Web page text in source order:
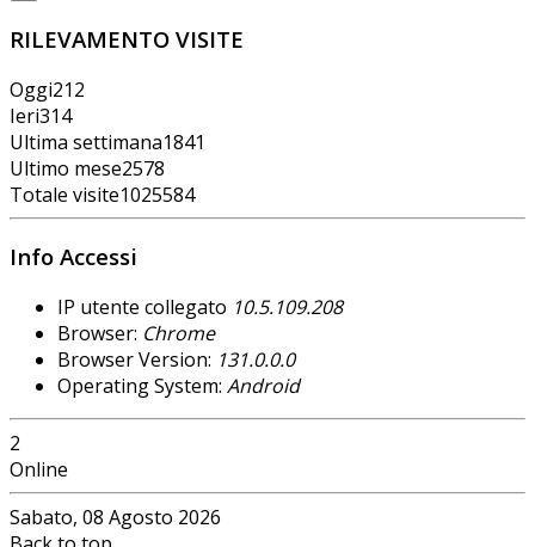
RILEVAMENTO VISITE
Oggi212
Ieri314
Ultima settimana1841
Ultimo mese2578
Totale visite1025584
Info Accessi
IP utente collegato 10.5.109.208
Browser: Chrome
Browser Version: 131.0.0.0
Operating System: Android
2
Online
Sabato, 08 Agosto 2026